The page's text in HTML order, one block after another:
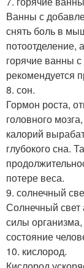
Ванны с
снять боль в
потоотделение,
горячие ванны
рекомендуется
8. сон.
Гормон роста,
головного
калорий
глубокого сна.
потере веса.
9. солнечный
Солнечный свет
силы
состояние
10. кислород.